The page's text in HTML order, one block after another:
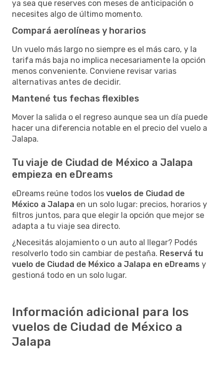
ya sea que reserves con meses de anticipación o
necesites algo de último momento.
Compará aerolíneas y horarios
Un vuelo más largo no siempre es el más caro, y la
tarifa más baja no implica necesariamente la opción
menos conveniente. Conviene revisar varias
alternativas antes de decidir.
Mantené tus fechas flexibles
Mover la salida o el regreso aunque sea un día puede
hacer una diferencia notable en el precio del vuelo a
Jalapa.
Tu viaje de Ciudad de México a Jalapa
empieza en eDreams
eDreams reúne todos los vuelos de Ciudad de
México a Jalapa en un solo lugar: precios, horarios y
filtros juntos, para que elegir la opción que mejor se
adapta a tu viaje sea directo.
¿Necesitás alojamiento o un auto al llegar? Podés
resolverlo todo sin cambiar de pestaña. Reservá tu
vuelo de Ciudad de México a Jalapa en eDreams y
gestioná todo en un solo lugar.
Información adicional para los
vuelos de Ciudad de México a
Jalapa